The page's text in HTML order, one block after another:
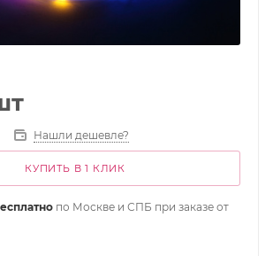
Нашли дешевле?
КУПИТЬ В 1 КЛИК
по Москве и СПБ при заказе от